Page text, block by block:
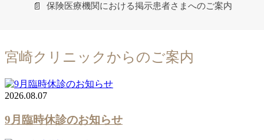
📄 保険医療機関における掲示患者さまへのご案内
宮崎クリニックからのご案内
2026.08.07
9月臨時休診のお知らせ